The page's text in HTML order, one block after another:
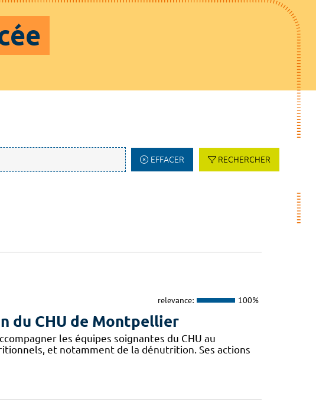
EFFACER RECHERCHER
relevance: 100%
du CHU de Montpellier
les équipes soignantes du CHU au
et notamment de la dénutrition. Ses actions